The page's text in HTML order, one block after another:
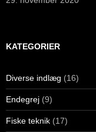
KATEGORIER
Diverse indlæg (16)
Endegrej (9)
Fiske teknik (17)